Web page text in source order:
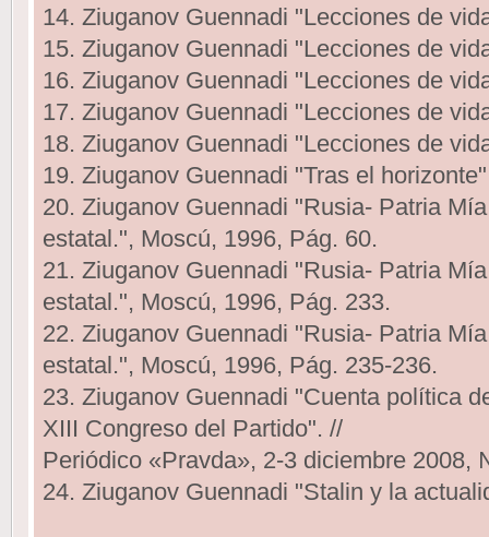
14. Ziuganov Guennadi "Lecciones de
15. Ziuganov Guennadi "Lecciones de
16. Ziuganov Guennadi "Lecciones de
17. Ziuganov Guennadi "Lecciones de
18. Ziuganov Guennadi "Lecciones de
19. Ziuganov Guennadi "Tras el
20. Ziuganov Guennadi "Rusia- Patria
estatal.", Мoscú, 1996, Pág. 60.
21. Ziuganov Guennadi "Rusia- Patria
estatal.", Мoscú, 1996, Pág. 233.
22. Ziuganov Guennadi "Rusia- Patria
estatal.", Мoscú, 1996, Pág. 235-236.
23. Ziuganov Guennadi "Cuenta política
XIII Congreso del Partido". //
Periódico «Pravda», 2-3 diciembre
24. Ziuganov Guennadi "Stalin y la